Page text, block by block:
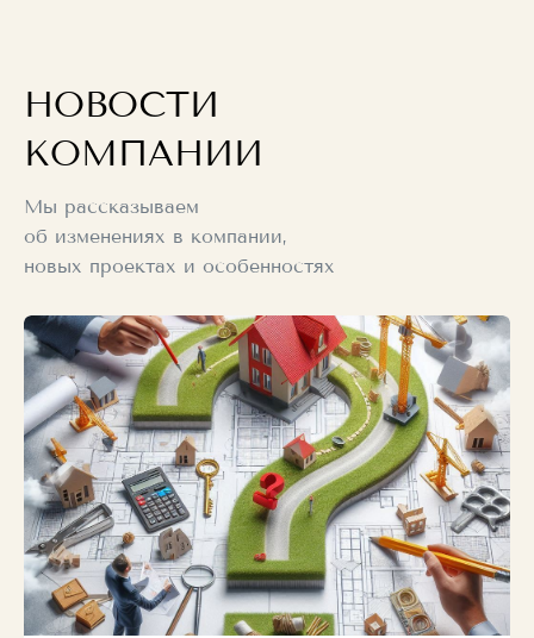
НОВОСТИ
КОМПАНИИ
Мы рассказываем
об изменениях в компании,
новых проектах и особенностях